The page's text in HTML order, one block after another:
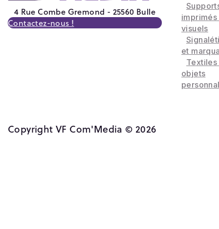
4 Rue Combe Gremond - 25560 Bulle
Contactez-nous !
imprimés
visuels
et
Textiles
objets
Copyright VF Com'Media © 2026